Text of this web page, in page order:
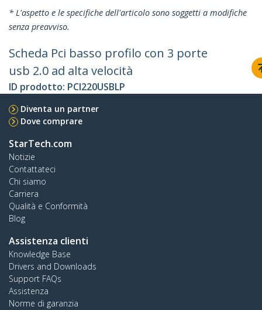
* L'aspetto e le specifiche dell'articolo sono soggetti a modifiche
senza preavviso.
Scheda Pci basso profilo con 3 porte
usb 2.0 ad alta velocità
ID prodotto: PCI220USBLP
Diventa un partner
Dove comprare
StarTech.com
Notizie
Contattateci
Chi siamo
Carriera
Qualità e Conformità
Blog
Assistenza clienti
Knowledge Base
Drivers and Downloads
Support FAQs
Assistenza
Norme di garanzia